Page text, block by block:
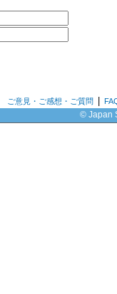
ご意見・ご感想・ご質問
© Japan